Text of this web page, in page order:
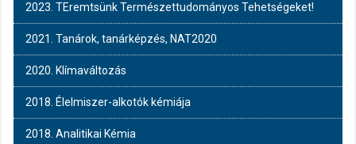
2023. TEremtsünk Természettudományos Tehetségeket!
2021. Tanárok, tanárképzés, NAT2020
2020. Klímaváltozás
2018. Élelmiszer-alkotók kémiája
2018. Analitikai Kémia